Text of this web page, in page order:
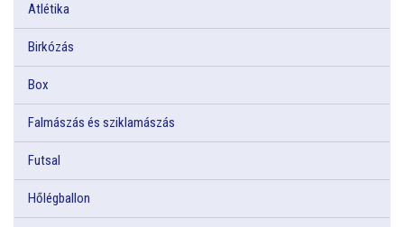
Atlétika
Birkózás
Box
Falmászás és sziklamászás
Futsal
Hőlégballon